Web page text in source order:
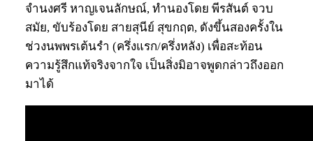
จำนงศรี หาญเจนลักษณ์, ทำนองโดย พีรสันต์ จวบ
สมัย, ขับร้องโดย สายสุนีย์ สุขกฤต, ดังขึ้นสองครั้งใน
ช่วงนพพรเต้นรำ (ครึ่งแรก/ครึ่งหลัง) เพื่อสะท้อน
ความรู้สึกแท้จริงจากใจ เป็นสิ่งมิอาจพูดกล่าวถึงออก
มาได้